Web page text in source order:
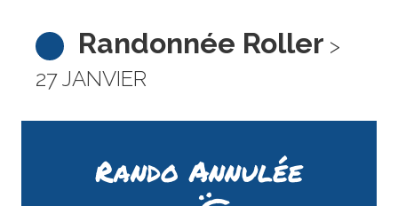
Randonnée Roller >
27 JANVIER
Rando Annulée